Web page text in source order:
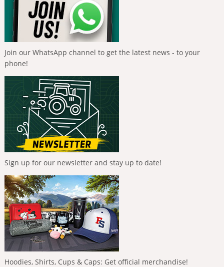
Join our WhatsApp channel to get the latest news - to your
phone!
Sign up for our newsletter and stay up to date!
Hoodies, Shirts, Cups & Caps: Get official merchandise!